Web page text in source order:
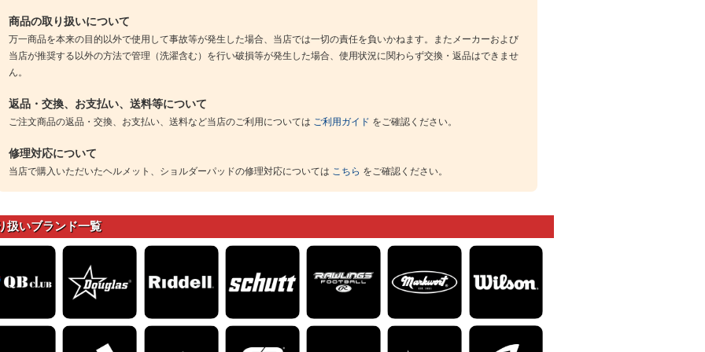
商品の取り扱いについて
万一商品を本来の目的以外で使用して事故等が発生した場合、当店では一切の責任を負いかねます。またメーカーおよび
当店が推奨する以外の方法で管理（洗濯含む）を行い破損等が発生した場合、使用状況に関わらず交換・返品はできませ
ん。
返品・交換、お支払い、送料等について
ご注文商品の返品・交換、お支払い、送料など当店のご利用については ご利用ガイド をご確認ください。
修理対応について
当店で購入いただいたヘルメット、ショルダーパッドの修理対応については こちら をご確認ください。
扱いブランド一覧